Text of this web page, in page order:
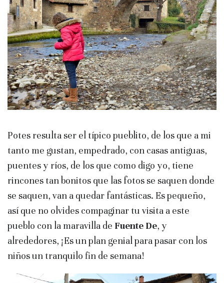
Potes resulta ser el típico pueblito, de los que a mi
tanto me gustan, empedrado, con casas antiguas,
puentes y ríos, de los que como digo yo, tiene
rincones tan bonitos que las fotos se saquen donde
se saquen, van a quedar fantásticas. Es pequeño,
así que no olvides compaginar tu visita a este
pueblo con la maravilla de Fuente De, y
alrededores, ¡Es un plan genial para pasar con los
niños un tranquilo fin de semana!